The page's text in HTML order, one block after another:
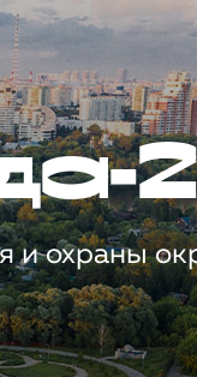
и охраны